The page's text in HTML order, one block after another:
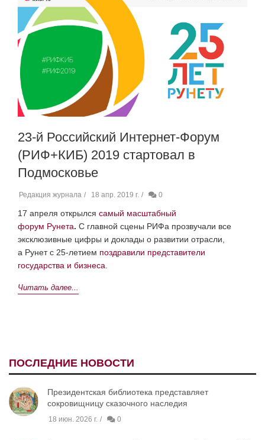
23-й Российский Интернет-Форум
(РИФ+КИБ) 2019 стартовал в
Подмосковье
Редакция журнала 18 апр. 2019 г. 0
17 апреля открылся самый масштабный
форум Рунета. С главной сцены РИФа прозвучали все
эксклюзивные цифры и доклады о развитии отрасли,
а Рунет с 25-летием поздравили представители
государства и бизнеса
Читать далее...
ПОСЛЕДНИЕ НОВОСТИ
Президентская библиотека представляет
сокровищницу сказочного наследия
18 июн. 2026 г. 0